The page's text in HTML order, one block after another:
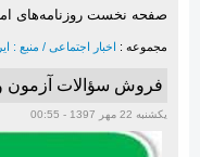
صفحه نخست روزنامه‌های امروز 22 مهرماه را در زیر
مجموعه : اخبار اجتماعی / منبع :
فروش سؤالات آزمون وکالت ۹۷ فقط ۹۰۰
یکشنبه 22 مهر 1397 - 00:55